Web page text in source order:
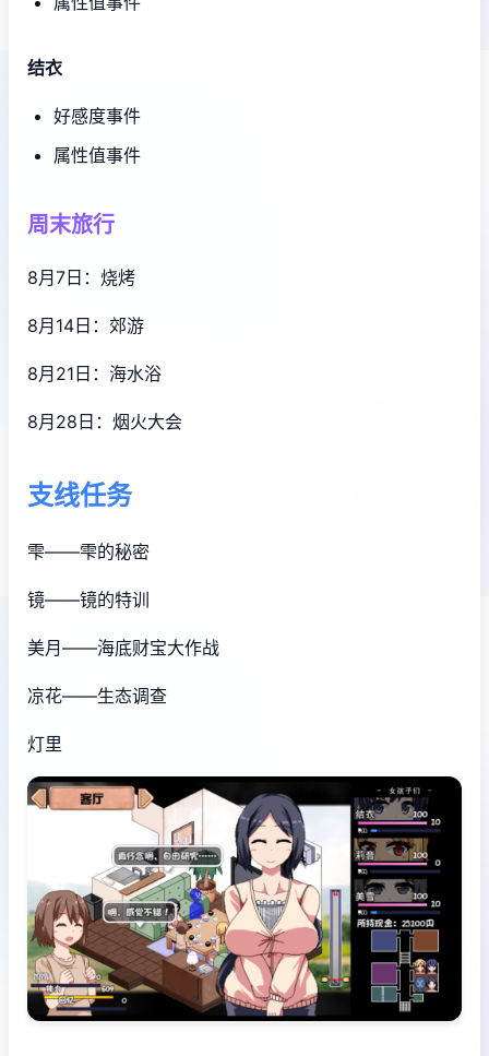
结衣
好感度事件
属性值事件
周末旅行
8月7日：烧烤
8月14日：郊游
8月21日：海水浴
8月28日：烟火大会
支线任务
雫——雫的秘密
镜——镜的特训
美月——海底财宝大作战
凉花——生态调查
灯里